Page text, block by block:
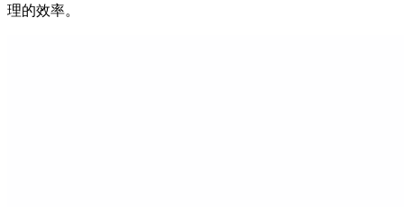
理的效率。